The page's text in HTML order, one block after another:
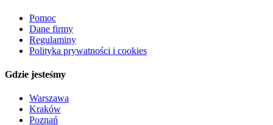
Pomoc
Dane firmy
Regulaminy
Polityka prywatności i cookies
Gdzie jesteśmy
Warszawa
Kraków
Poznań